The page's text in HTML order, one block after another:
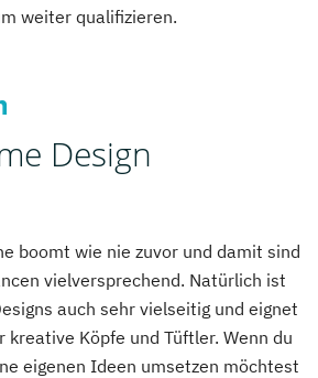
weiter qualifizieren.
Design
boomt wie nie zuvor und damit sind
vielversprechend. Natürlich ist
auch sehr vielseitig und eignet
kreative Köpfe und Tüftler. Wenn du
eigenen Ideen umsetzen möchtest